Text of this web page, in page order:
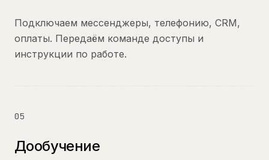
Подключаем мессенджеры, телефонию, CRM,
оплаты. Передаём команде доступы и
инструкции по работе.
05
Дообучение